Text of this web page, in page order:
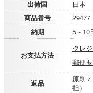
出荷国
日本
商品番号
29477
納期
5～10
お支払方法
クレ
郵便
返品
原則
担）